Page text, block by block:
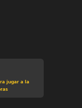
jugar a la